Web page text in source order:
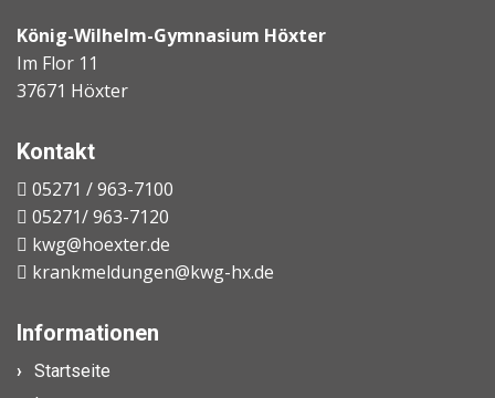
König-Wilhelm-Gymnasium Höxter
Im Flor 11
37671 Höxter
Kontakt
05271 / 963-7100
05271/ 963-7120
kwg@hoexter.de
krankmeldungen@kwg-hx.de
Informationen
Startseite